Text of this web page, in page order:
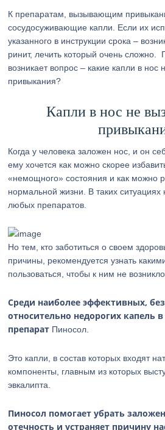
К препаратам, вызывающим
сосудосуживающие капли. Если их
указанного в инструкции срока –
ринит, лечить который очень сложно.
возникает вопрос – какие капли в нос
привыкания?
Капли в нос не
Когда у человека заложен нос, и он
ему хочется как можно скорее
«немощного» состояния и как можно
нормальной жизни. В таких ситуациях
любых препаратов.
Но тем, кто заботиться о своем
причины, рекомендуется узнать
пользоваться, чтобы к ним не
Среди наиболее эффективных,
относительно недорогих капель
препарат Пиносол.
Это капли, в состав которых входят
компоненты, главным из которых
эвкалипта.
Пиносол помогает убрать
отечность и устраняет причину